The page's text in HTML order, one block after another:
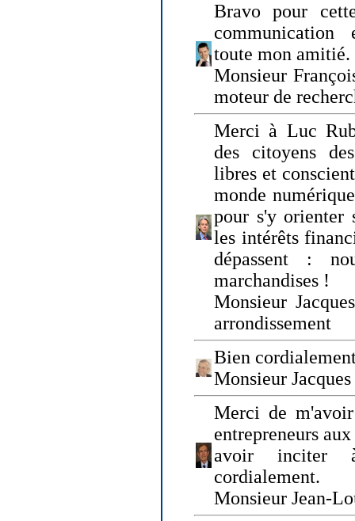
Bravo pour
communication
toute mon amitié.
Monsieur
moteur de
Merci à Luc
des citoyens
libres et
monde
pour s'y orienter
les intérêts
dépassent :
marchandises !
Monsieur
arrondissement
Bien
Monsieur
Merci de
entrepreneurs
avoir inciter
cordialement.
Monsieur Jean-